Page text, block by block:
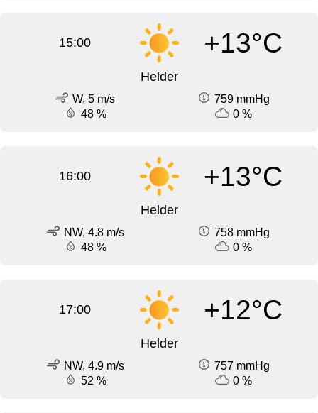
15:00 +13°C
Helder
W, 5 m/s
759 mmHg
48 %
0 %
16:00 +13°C
Helder
NW, 4.8 m/s
758 mmHg
48 %
0 %
17:00 +12°C
Helder
NW, 4.9 m/s
757 mmHg
52 %
0 %